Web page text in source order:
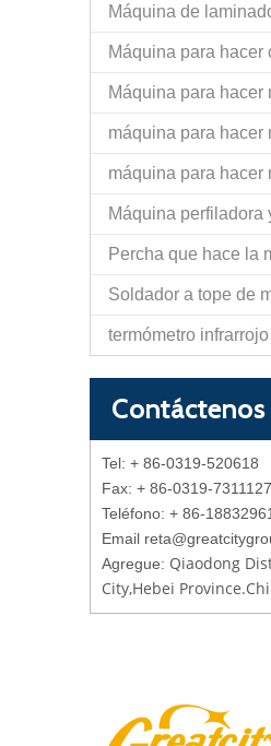
Máquina para hacer
máquina para hacer
Percha que hace la
Contáctenos
Tel: + 86-0319-520618
Fax: + 86-0319-7311127
Teléfono: + 86-
Email reta@
Agregue: Qiaodong
City,Hebei